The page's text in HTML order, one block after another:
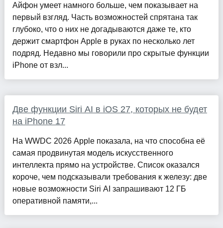
Айфон умеет намного больше, чем показывает на
первый взгляд. Часть возможностей спрятана так
глубоко, что о них не догадываются даже те, кто
держит смартфон Apple в руках по несколько лет
подряд. Недавно мы говорили про скрытые функции
iPhone от взл...
Две функции Siri AI в iOS 27, которых не будет
на iPhone 17
На WWDC 2026 Apple показала, на что способна её
самая продвинутая модель искусственного
интеллекта прямо на устройстве. Список оказался
короче, чем подсказывали требования к железу: две
новые возможности Siri AI запрашивают 12 ГБ
оперативной памяти,...